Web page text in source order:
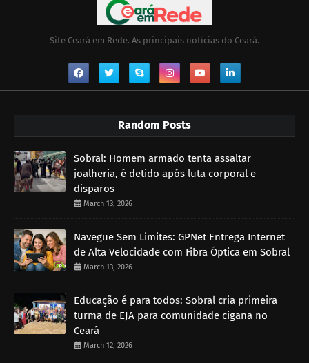
Site Ceará em Rede. As principais notícias do Ceará.
Random Posts
Sobral: Homem armado tenta assaltar
joalheria, é detido após luta corporal e
disparos
March 13, 2026
Navegue Sem Limites: GPNet Entrega Internet
de Alta Velocidade com Fibra Óptica em Sobral
March 13, 2026
Educação é para todos: Sobral cria primeira
turma de EJA para comunidade cigana no
Ceará
March 12, 2026